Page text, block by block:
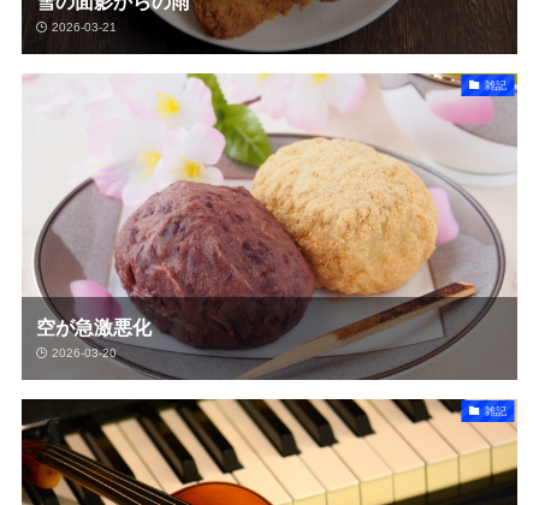
2026-03-21
雑記
空が急激悪化
2026-03-20
雑記